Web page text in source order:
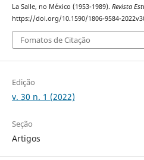
La Salle, no México (1953-1989). Revista
https://doi.org/10.1590/1806-9584-
Fomatos de Citação
Edição
v. 30 n. 1 (2022)
Seção
Artigos